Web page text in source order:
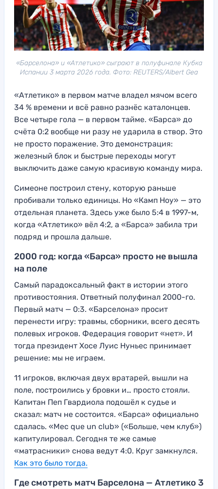
«Барселона» и «Атлетико» сыграют в полуфинале Кубка
Испании 3 марта 2026 года. Фото: REUTERS/Albert Gea
«Атлетико» в первом матче владел мячом всего
34 % времени и всё равно разнёс каталонцев.
Все четыре гола — в первом тайме. «Барса» до
счёта 0:2 вообще ни разу не ударила в створ. Это
не просто поражение. Это демонстрация:
железный блок и быстрые переходы могут
выключить даже самую красивую команду мира.
Симеоне построил стену, которую раньше
пробивали только единицы. Но «Камп Ноу» — это
отдельная планета. Здесь уже было 5:4 в 1997-м,
когда «Атлетико» вёл 4:2, а «Барса» забила три
подряд и прошла дальше.
2000 год: когда «Барса» просто не вышла
на поле
Самый парадоксальный факт в истории этого
противостояния. Ответный полуфинал 2000-го.
Первый матч — 0:3. «Барселона» просит
перенести игру: травмы, сборники, всего десять
полевых игроков. Федерация говорит «нет». И
тогда президент Хосе Луис Нуньес принимает
решение: мы не играем.
11 игроков, включая двух вратарей, вышли на
поле, построились у бровки и… просто стояли.
Капитан Пеп Гвардиола подошёл к судье и
сказал: матч не состоится. «Барса» официально
сдалась. «Мес que un club» («Больше, чем клуб»)
капитулировал. Сегодня те же самые
«матрасники» снова ведут 4:0. Круг замкнулся.
Как это было тогда.
Где смотреть матч Барселона — Атлетико 3